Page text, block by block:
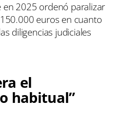
2025 ordenó paralizar
euros en cuanto
diligencias judiciales
el
habitual”